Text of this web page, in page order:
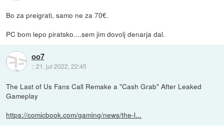
Bo za preigrati, samo ne za 70€.
PC bom lepo piratsko....sem jim dovolj denarja dal.
oo7
::21. jul 2022, 22:45
The Last of Us Fans Call Remake a "Cash Grab" After Leaked
Gameplay
https://comicbook.com/gaming/news/the-l...